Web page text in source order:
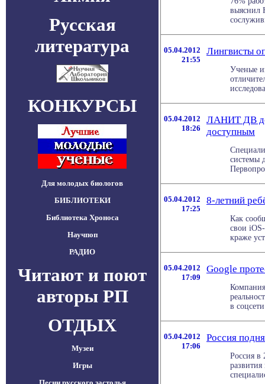
Русская
литература
КОНКУРСЫ
Для молодых биологов
БИБЛИОТЕКИ
Библиотека Хроноса
Научпоп
РАДИО
Читают и поют
авторы РП
ОТДЫХ
Музеи
Игры
выяснил
05.04.2012
21:55
Лингвисты
Ученые
05.04.2012
18:26
ЛАНИТ ДВ
доступным
системы
05.04.2012
17:25
8-летний
Как
свои
краже
05.04.2012
17:09
Google
в
05.04.2012
17:06
Россия
Россия в